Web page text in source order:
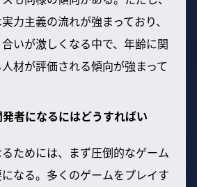
力主義の流れが強まっており、
いが激しくなる中で、年齢に関
材が評価される傾向が強まって
者になるにはどうすればい
ためには、まず圧倒的なゲーム
なる。多くのゲームをプレイす